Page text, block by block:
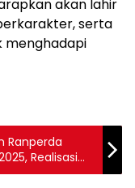
akan lahir
serta
menghadapi
Ranperda
Realisasi